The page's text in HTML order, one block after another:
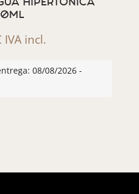
IVA incl.
08/08/2026 -